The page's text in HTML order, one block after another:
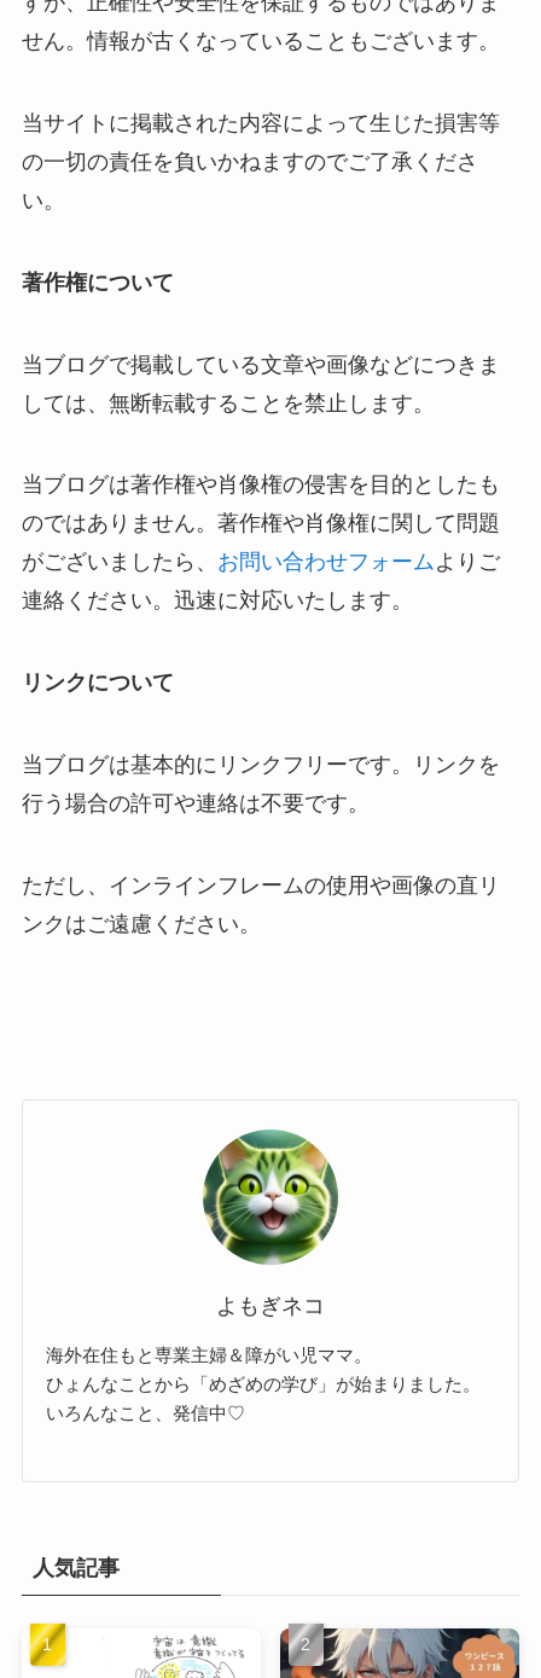
せん。情報が古くなっていることもございます。
当サイトに掲載された内容によって生じた損害等
の一切の責任を負いかねますのでご了承くださ
い。
著作権について
当ブログで掲載している文章や画像などにつきま
しては、無断転載することを禁止します。
当ブログは著作権や肖像権の侵害を目的としたも
のではありません。著作権や肖像権に関して問題
がございましたら、 お問い合わせフォームよりご
連絡ください。迅速に対応いたします。
リンクについて
当ブログは基本的にリンクフリーです。リンクを
行う場合の許可や連絡は不要です。
ただし、インラインフレームの使用や画像の直リ
ンクはご遠慮ください。
よもぎネコ
海外在住もと専業主婦＆障がい児ママ。
ひょんなことから「めざめの学び」が始まりました。
いろんなこと、発信中♡
人気記事